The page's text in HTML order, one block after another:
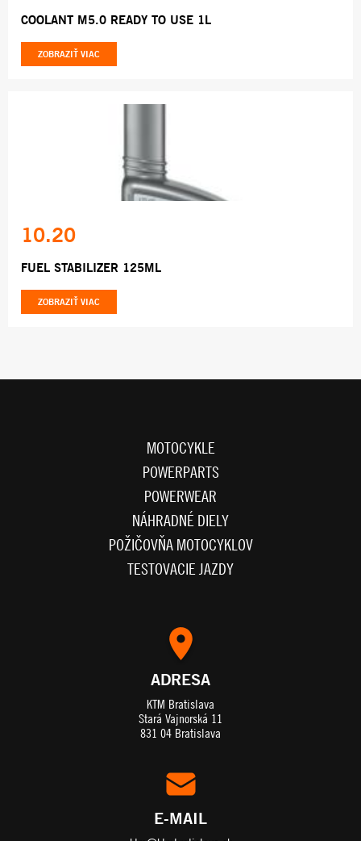
COOLANT M5.0 READY TO USE 1L
ZOBRAZIŤ VIAC
10.20
FUEL STABILIZER 125ML
ZOBRAZIŤ VIAC
MOTOCYKLE
POWERPARTS
POWERWEAR
NÁHRADNÉ DIELY
POŽIČOVŇA MOTOCYKLOV
TESTOVACIE JAZDY
ADRESA
KTM Bratislava
Stará Vajnorská 11
831 04 Bratislava
E-MAIL